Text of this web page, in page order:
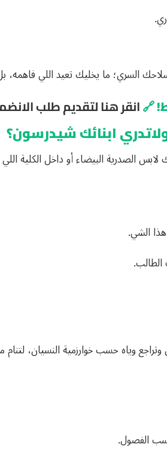
السري؛ ما يخليك تعيد اللي فاهمه،
🔗انقر هنا لتقديم طلب
البيضاء أو داخل الكلية
الشي.
وياه حسب خوارزمية النسيان،
الفصول.